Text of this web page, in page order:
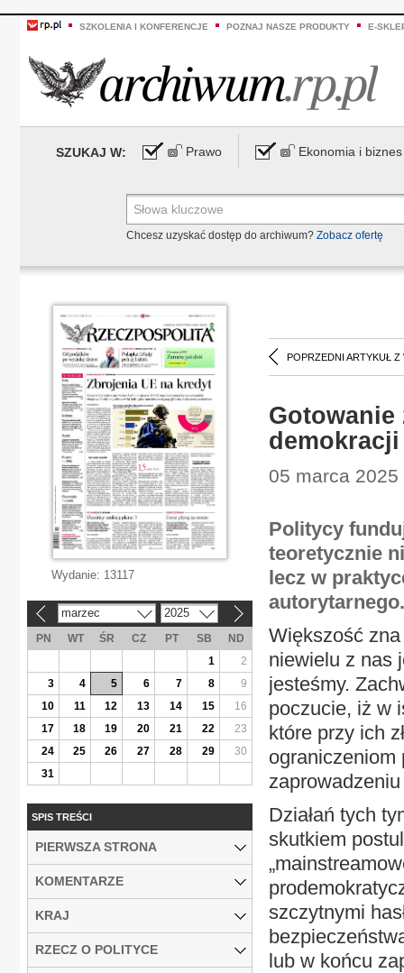
SZKOLENIA I KONFERENCJE POZNAJ NASZE PRODUKTY E-
SZUKAJ W: Prawo Ekonomia i biznes
Chcesz uzyskać dostęp do archiwum? Zobacz ofertę
POPRZEDNI ARTYKUŁ Z
Gotowanie
demokracji
05 marca 2025
Politycy
teoretycznie
lecz w
autorytarnego.
Większość
niewielu z nas
jesteśmy.
poczucie, iż w
które przy ich
ograniczeniom
Działań tych
skutkiem
szczytnymi
lub w końcu
Wydanie: 13117
marzec 2025
PN WT ŚR CZ PT SB
ND
1
2
3
4 5 6 7 8
9
10
11 12 13 14 15
16
17
18 19 20 21 22
23
24
25 26 27 28 29
30
31
SPIS TREŚCI
PIERWSZA STRONA
KOMENTARZE
KRAJ
RZECZ O POLITYCE